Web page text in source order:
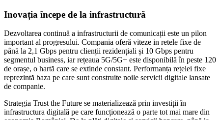
Inovația începe de la infrastructură
Dezvoltarea continuă a infrastructurii de comunicații este un pilon
important al progresului. Compania oferă viteze in retele fixe de
până la 2,1 Gbps pentru clienții rezidențiali și 10 Gbps pentru
segmentul business, iar rețeaua 5G/5G+ este disponibilă în peste 120
de orașe, o hartă care se extinde constant. Performanța rețelei fixe
reprezintă baza pe care sunt construite noile servicii digitale lansate
de companie.
Strategia Trust the Future se materializează prin investiții în
infrastructura digitală pe care funcționează o parte tot mai mare din